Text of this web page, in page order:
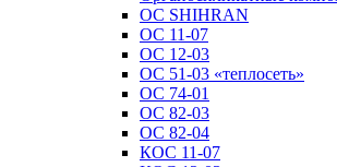
ОС SHIHRAN
ОС 11-07
ОС 12-03
ОС 51-03 «теплосеть»
ОС 74-01
ОС 82-03
ОС 82-04
КОС 11-07